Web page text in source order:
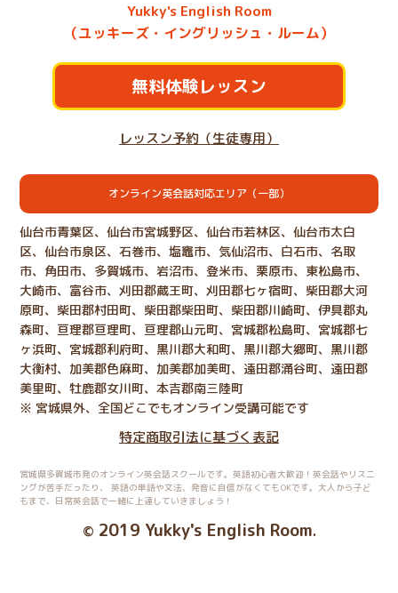
Yukky's English Room
（ユッキーズ・イングリッシュ・ルーム）
無料体験レッスン
レッスン予約（生徒専用）
オンライン英会話対応エリア（一部）
仙台市青葉区、仙台市宮城野区、仙台市若林区、仙台市太白
区、仙台市泉区、石巻市、塩竈市、気仙沼市、白石市、名取
市、角田市、多賀城市、岩沼市、登米市、栗原市、東松島市、
大崎市、富谷市、刈田郡蔵王町、刈田郡七ヶ宿町、柴田郡大河
原町、柴田郡村田町、柴田郡柴田町、柴田郡川崎町、伊具郡丸
森町、亘理郡亘理町、亘理郡山元町、宮城郡松島町、宮城郡七
ヶ浜町、宮城郡利府町、黒川郡大和町、黒川郡大郷町、黒川郡
大衡村、加美郡色麻町、加美郡加美町、遠田郡涌谷町、遠田郡
美里町、牡鹿郡女川町、本吉郡南三陸町
※ 宮城県外、全国どこでもオンライン受講可能です
特定商取引法に基づく表記
宮城県多賀城市発のオンライン英会話スクールです。英語初心者大歓迎！英会話やリスニ
ングが苦手だったり、
英語の単語や文法、発音に自信がなくてもOKです。大人から子ど
もまで、日常英会話で一緒に上達していきましょう！
© 2019 Yukky's English Room.